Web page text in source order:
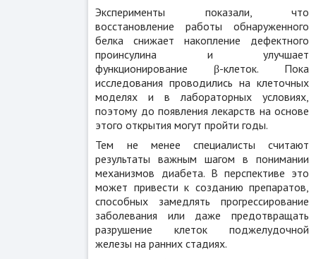
Эксперименты показали, что
восстановление работы обнаруженного
белка снижает накопление дефектного
проинсулина и улучшает
функционирование β-клеток. Пока
исследования проводились на клеточных
моделях и в лабораторных условиях,
поэтому до появления лекарств на основе
этого открытия могут пройти годы.
Тем не менее специалисты считают
результаты важным шагом в понимании
механизмов диабета. В перспективе это
может привести к созданию препаратов,
способных замедлять прогрессирование
заболевания или даже предотвращать
разрушение клеток поджелудочной
железы на ранних стадиях.